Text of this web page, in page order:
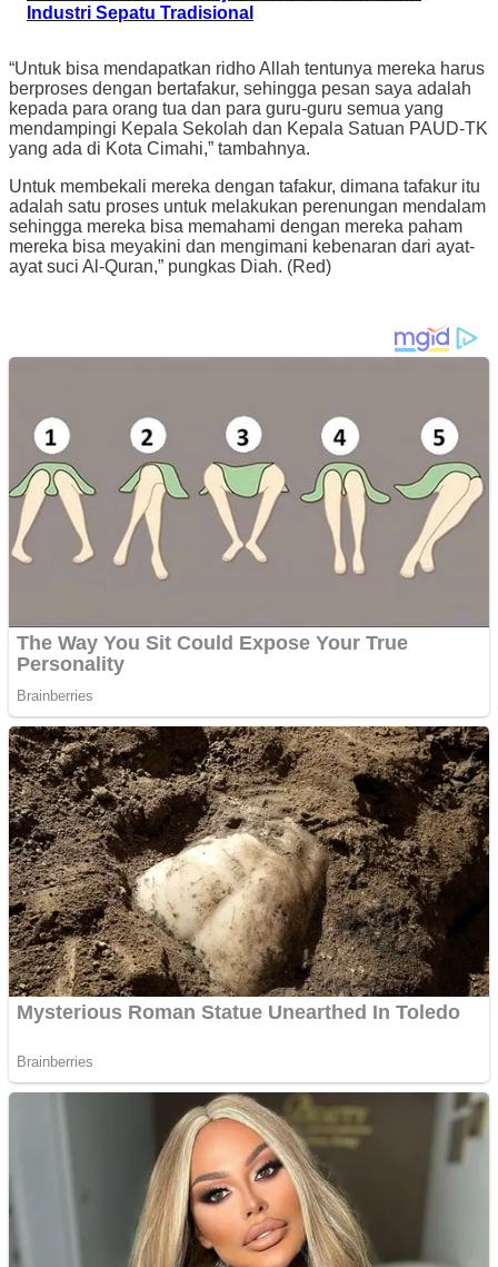
Industri Sepatu Tradisional
“Untuk bisa mendapatkan ridho Allah tentunya mereka harus
berproses dengan bertafakur, sehingga pesan saya adalah
kepada para orang tua dan para guru-guru semua yang
mendampingi Kepala Sekolah dan Kepala Satuan PAUD-TK
yang ada di Kota Cimahi,” tambahnya.
Untuk membekali mereka dengan tafakur, dimana tafakur itu
adalah satu proses untuk melakukan perenungan mendalam
sehingga mereka bisa memahami dengan mereka paham
mereka bisa meyakini dan mengimani kebenaran dari ayat-
ayat suci Al-Quran,” pungkas Diah. (Red)